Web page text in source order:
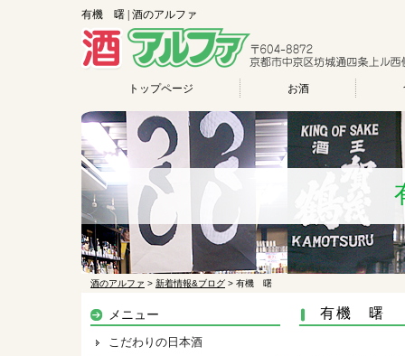
有機 曙 | 酒のアルファ
トップページ お酒
酒のアルファ > 新着情報&ブログ > 有機 曙
有機 曙
メニュー
こだわりの日本酒